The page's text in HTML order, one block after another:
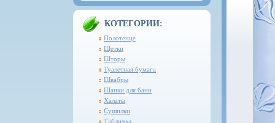
КОТЕГОРИИ:
Полотенце
Щетки
Шторы
Туалетная бумага
Швабры
Шапки для бани
Халаты
Сушилки
Табличка